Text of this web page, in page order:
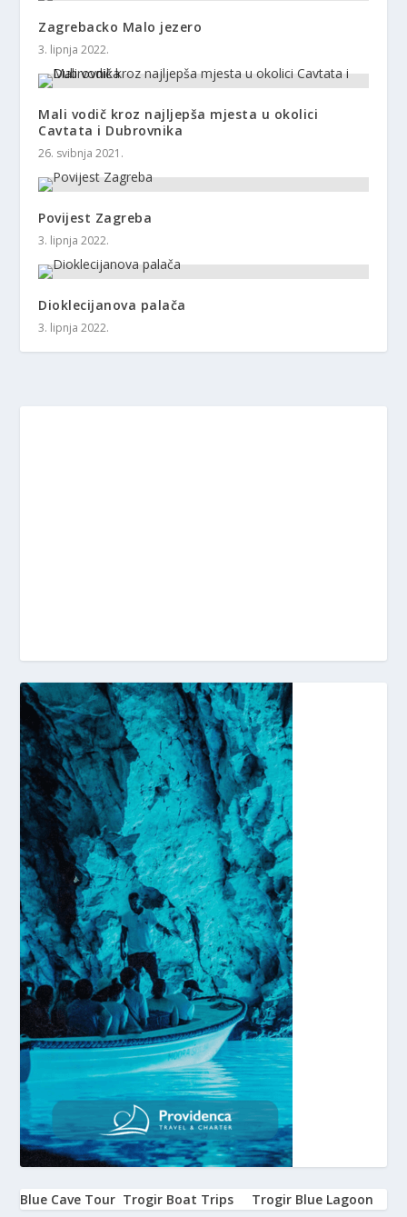
Zagrebacko Malo jezero
3. lipnja 2022.
Mali vodič kroz najljepša mjesta u okolici
Cavtata i Dubrovnika
26. svibnja 2021.
Povijest Zagreba
3. lipnja 2022.
Dioklecijanova palača
3. lipnja 2022.
Blue Cave Tour Trogir Boat Trips Trogir Blue Lagoon